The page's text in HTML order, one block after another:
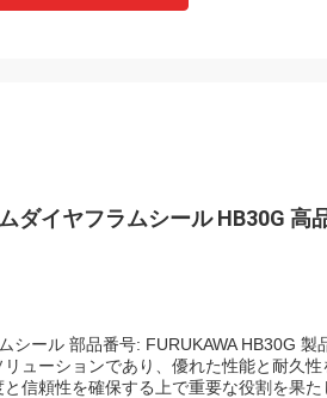
ダイヤフラムシール HB30G 高
シール 部品番号: FURUKAWA HB30G
ューションであり、優れた性能と耐久
信頼性を確保する上で重要な役割を果た